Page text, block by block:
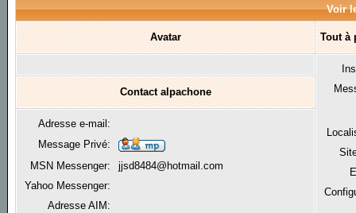
Voir
Avatar Tout à
Contact alpachone
Adresse e-mail:
Message Privé:
MSN Messenger:
jjsd8484@hotmail.com
Yahoo Messenger:
Adresse AIM: